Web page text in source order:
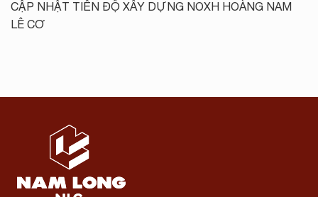
CẬP NHẬT TIẾN ĐỘ XÂY DỰNG NOXH HOÀNG NAM
LÊ CƠ